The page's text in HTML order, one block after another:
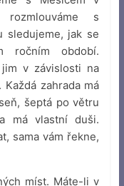
rozmlouváme s
sledujeme, jak se
ročním období.
v závislosti na
zahrada má
šeptá po větru
má vlastní duši.
sama vám řekne,
míst. Máte-li v